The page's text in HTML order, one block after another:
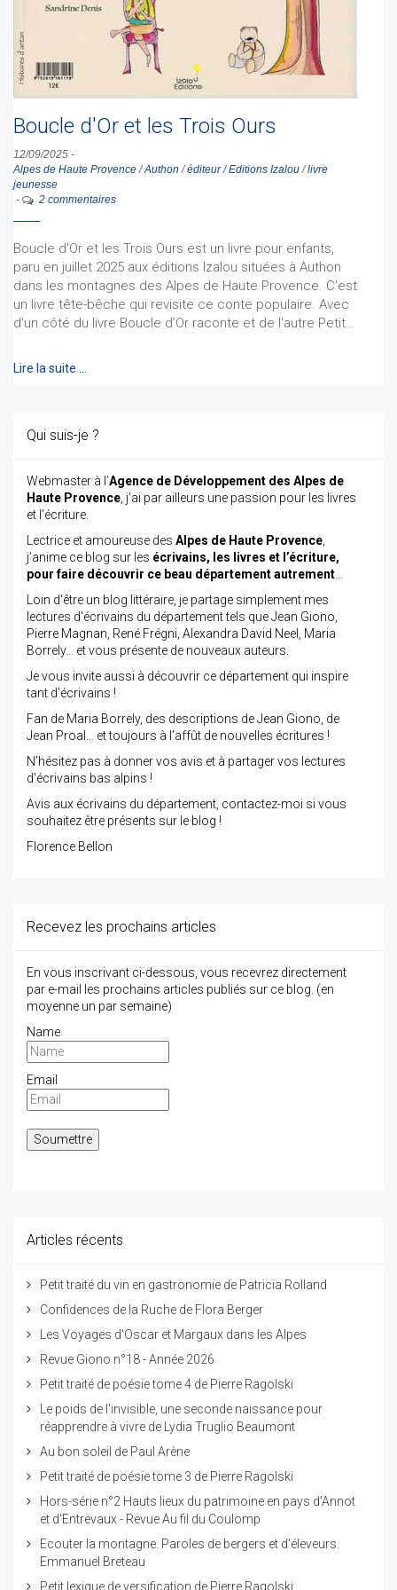
Boucle d'Or et les Trois Ours
12/09/2025 -
Alpes de Haute Provence/Authon /éditeur/Editions Izalou/livre
jeunesse
-
2 commentaires
Boucle d'Or et les Trois Ours est un livre pour enfants,
paru en juillet 2025 aux éditions Izalou situées à Authon
dans les montagnes des Alpes de Haute Provence. C'est
un livre tête-bêche qui revisite ce conte populaire. Avec
d'un côté du livre Boucle d’Or raconte et de l'autre Petit…
Lire la suite …
Qui suis-je ?
Webmaster à l’Agence de Développement des Alpes de
Haute Provence, j’ai par ailleurs une passion pour les livres
et l’écriture.
Lectrice et amoureuse des Alpes de Haute Provence,
j’anime ce blog sur les écrivains, les livres et l’écriture,
pour faire découvrir ce beau département autrement…
Loin d'être un blog littéraire, je partage simplement mes
lectures d'écrivains du département tels que Jean Giono,
Pierre Magnan, René Frégni, Alexandra David Neel, Maria
Borrely... et vous présente de nouveaux auteurs.
Je vous invite aussi à découvrir ce département qui inspire
tant d'écrivains !
Fan de Maria Borrely, des descriptions de Jean Giono, de
Jean Proal... et toujours à l'affût de nouvelles écritures !
N'hésitez pas à donner vos avis et à partager vos lectures
d'écrivains bas alpins !
Avis aux écrivains du département, contactez-moi si vous
souhaitez être présents sur le blog !
Florence Bellon
Recevez les prochains articles
En vous inscrivant ci-dessous, vous recevrez directement
par e-mail les prochains articles publiés sur ce blog. (en
moyenne un par semaine)
Name
Email
Articles récents
Petit traité du vin en gastronomie de Patricia Rolland
Confidences de la Ruche de Flora Berger
Les Voyages d'Oscar et Margaux dans les Alpes
Revue Giono n°18 - Année 2026
Petit traité de poésie tome 4 de Pierre Ragolski
Le poids de l'invisible, une seconde naissance pour
réapprendre à vivre de Lydia Truglio Beaumont
Au bon soleil de Paul Arène
Petit traité de poésie tome 3 de Pierre Ragolski
Hors-série n°2 Hauts lieux du patrimoine en pays d'Annot
et d'Entrevaux - Revue Au fil du Coulomp
Ecouter la montagne. Paroles de bergers et d'éleveurs.
Emmanuel Breteau
Petit lexique de versification de Pierre Ragolski